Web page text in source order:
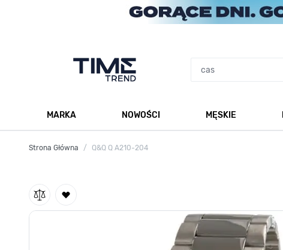
MARKA
NOWOŚCI
MĘSKIE
Strona Główna / Q&Q Q A210-204